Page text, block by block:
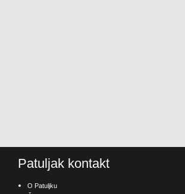
Patuljak kontakt
O Patuljku